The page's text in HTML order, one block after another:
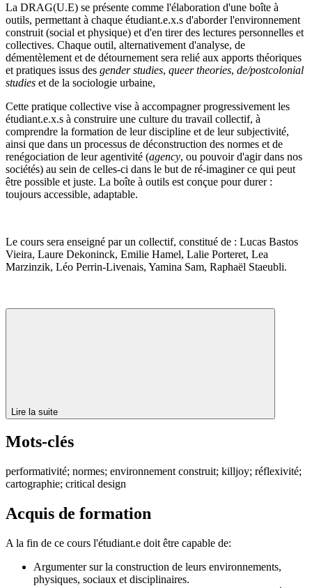
La DRAG(U.E) se présente comme l'élaboration d'une boîte à
outils, permettant à chaque étudiant.e.x.s d'aborder l'environnement
construit (social et physique) et d'en tirer des lectures personnelles et
collectives. Chaque outil, alternativement d'analyse, de
démentèlement et de détournement sera relié aux apports théoriques
et pratiques issus des gender studies, queer theories, de/postcolonial
studies et de la sociologie urbaine,
Cette pratique collective vise à accompagner progressivement les
étudiant.e.x.s à construire une culture du travail collectif, à
comprendre la formation de leur discipline et de leur subjectivité,
ainsi que dans un processus de déconstruction des normes et de
renégociation de leur agentivité (agency, ou pouvoir d'agir dans nos
sociétés) au sein de celles-ci dans le but de ré-imaginer ce qui peut
être possible et juste. La boîte à outils est conçue pour durer :
toujours accessible, adaptable.
Le cours sera enseigné par un collectif, constitué de : Lucas Bastos
Vieira, Laure Dekoninck, Emilie Hamel, Lalie Porteret, Lea
Marzinzik, Léo Perrin-Livenais, Yamina Sam, Raphaël Staeubli.
Lire la suite
Mots-clés
performativité; normes; environnement construit; killjoy; réflexivité;
cartographie; critical design
Acquis de formation
A la fin de ce cours l'étudiant.e doit être capable de:
Argumenter sur la construction de leurs environnements,
physiques, sociaux et disciplinaires.